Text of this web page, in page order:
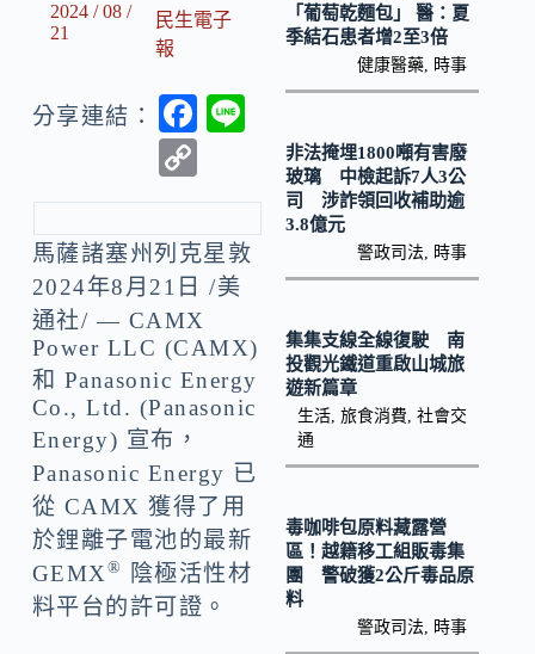
2024 / 08 /
21
民生電子
報
分享連結：
F
b
o
o
k
o
p
y
Li
n
k
馬薩諸塞州列克星敦
2024年8月21日 /美
通社/ — CAMX
Power LLC (CAMX)
和 Panasonic Energy
Co., Ltd. (Panasonic
Energy) 宣布，
Panasonic Energy 已
從 CAMX 獲得了用
於鋰離子電池的最新
GEMX®
陰極活性材
料平台的許可證。
「葡萄乾麵包」 醫：夏
季結石患者增2至3倍
健康醫藥 時事
非法掩埋1800噸有害廢
玻璃 中檢起訴7人3公
司 涉詐領回收補助逾
3.8億元
警政司法 時事
集集支線全線復駛 南
投觀光鐵道重啟山城旅
遊新篇章
生活, 旅食消費 社會交
通
毒咖啡包原料藏露營
區！越籍移工組販毒集
團 警破獲2公斤毒品原
料
警政司法 時事